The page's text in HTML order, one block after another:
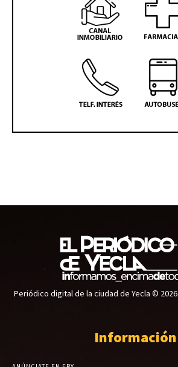
Periódico digital de la ciudad de Yecla © 2026
Información